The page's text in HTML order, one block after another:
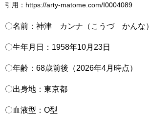
引用：https://arty-matome.com/I0004089
〇名前：神津 カンナ（こうづ かんな）
〇生年月日：1958年10月23日
〇年齢：68歳前後（2026年4月時点）
〇出身地：東京都
〇血液型：O型